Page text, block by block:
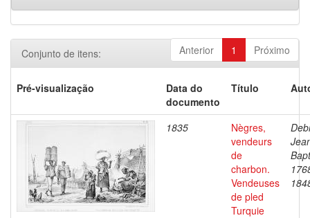
Anterior 1 Próximo
Conjunto de itens:
Pré-visualização
Data do
documento
Título
1835
Nègres,
vendeurs
de
charbon.
Vendeuses
de pled
Turquie